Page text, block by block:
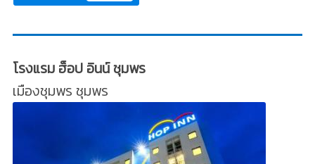
โรงแรม ฮ็อป อินน์ ชุมพร
เมืองชุมพร ชุมพร